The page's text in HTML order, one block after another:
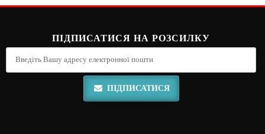
ПІДПИСАТИСЯ НА РОЗСИЛКУ
ПІДПИСАТИСЯ